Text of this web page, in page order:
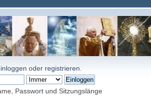
oder registrieren
Passwort und Sitzungslänge